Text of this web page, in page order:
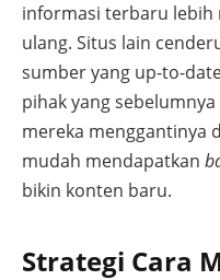
informasi terbaru
ulang. Situs lain
sumber yang up-to-
pihak yang
mereka menggantinya
mudah mendapatkan
bikin konten baru.
Strategi Cara